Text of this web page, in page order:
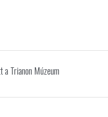
Trianon Múzeum